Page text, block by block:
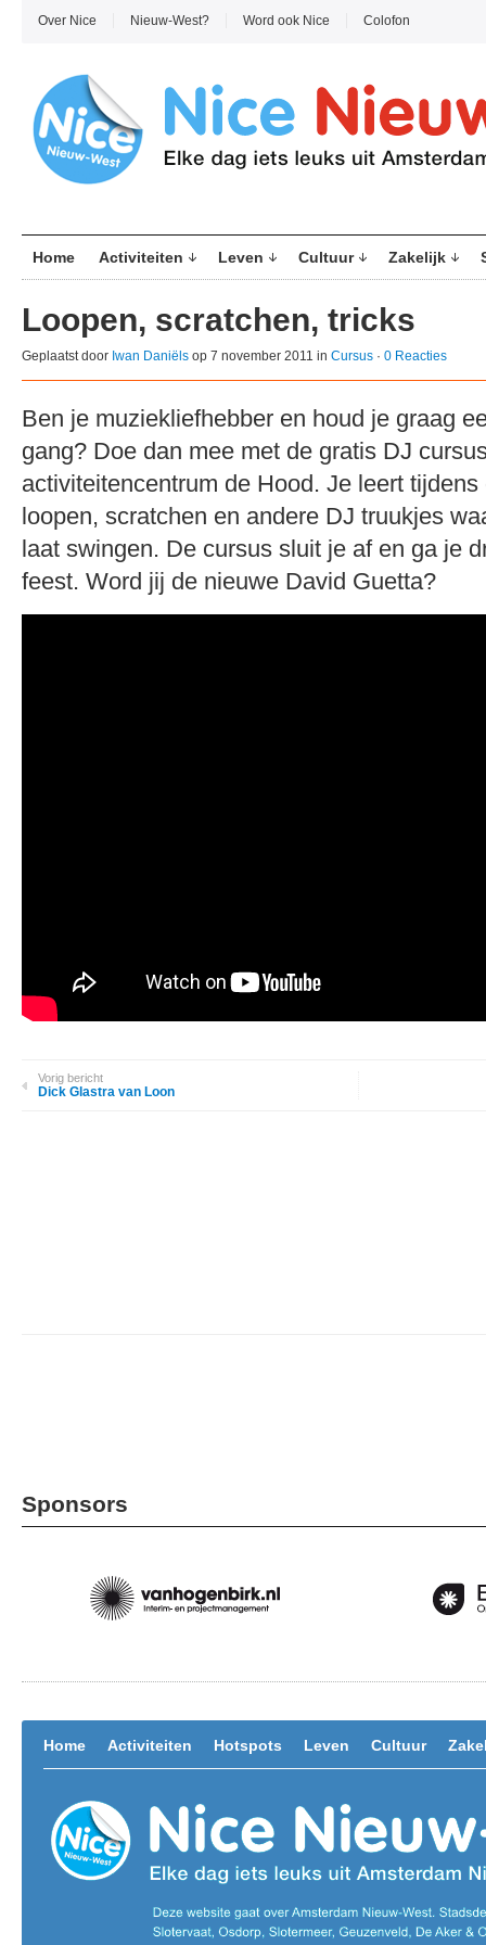
Over Nice Nieuw-West? Word ook Nice Colofon
Home Activiteiten Leven Cultuur Zakelijk
Loopen, scratchen, tricks
Geplaatst door Iwan Daniëls op 7 november 2011 in Cursus · 0 Reacties
Ben je muziekliefhebber en houd je graag
gang? Doe dan mee met de gratis DJ
activiteitencentrum de Hood. Je leert
loopen, scratchen en andere DJ truukjes
laat swingen. De cursus sluit je af en ga je
feest. Word jij de nieuwe David Guetta?
Vorig bericht
Dick Glastra van Loon
Sponsors
Home Activiteiten Hotspots Leven Cultuur